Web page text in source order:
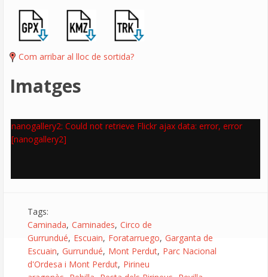
Com arribar al lloc de sortida?
Imatges
nanogallery2: Could not retrieve Flickr ajax data: error, error
[nanogallery2]
Tags:
Caminada Caminades Circo de
Gurrundué Escuain Foratarruego Garganta de
Escuain Gurrundué Mont Perdut Parc Nacional
d'Ordesa i Mont Perdut Pirineu